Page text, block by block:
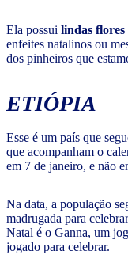
Ela possui lindas flores
enfeites natalinos ou
dos pinheiros que
ETIÓPIA
Esse é um país que
que acompanham o
em 7 de janeiro, e não
Na data, a população
madrugada para
Natal é o Ganna, um
jogado para celebrar.